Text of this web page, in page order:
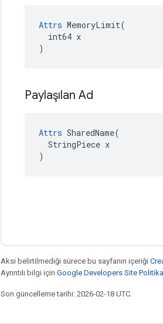
Attrs MemoryLimit(
  int64 x
)
Paylaşılan Ad
Attrs SharedName(
  StringPiece x
)
Aksi belirtilmediği sürece bu sayfanın içeriği
Ayrıntılı bilgi için Google Developers Site
Son güncelleme tarihi: 2026-02-18 UTC.